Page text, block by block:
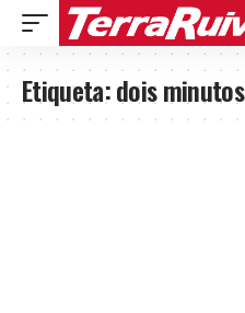
Etiqueta:dois minutos